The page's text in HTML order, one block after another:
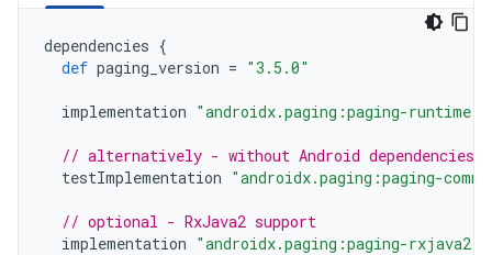
dependencies {
def paging_version = "3.5.0"
implementation "androidx.paging:paging-
// alternatively - without Android dependencies
testImplementation "androidx.paging:paging-
// optional - RxJava2 support
implementation "androidx.paging:paging-